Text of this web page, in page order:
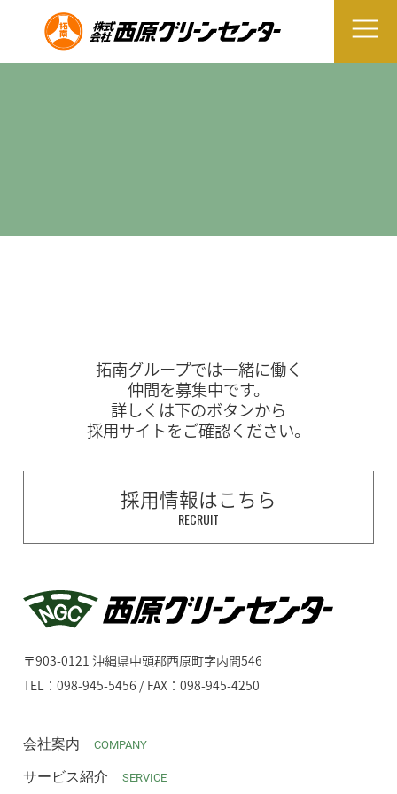
拓南グループでは一緒に働く
仲間を募集中です。
詳しくは下のボタンから
採用サイトをご確認ください。
採用情報はこちら
RECRUIT
〒903-0121 沖縄県中頭郡西原町字内間546
TEL：098-945-5456 / FAX：098-945-4250
会社案内 COMPANY
サービス紹介 SERVICE